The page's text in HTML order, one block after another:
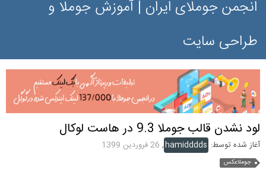
انجمن جوملای ایران | آموزش جوملا و
طراحی سایت
لود نشدن قالب جوملا 9.3 در هاست لوکال
آغاز شده توسط: hamidddds
, 26 فروردین 1399
جوملاعکس